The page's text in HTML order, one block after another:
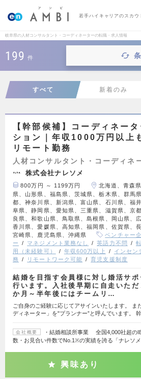
若手ハイキャリアのスカウ
岐阜県の人材コンサルタント・コーディネーターの転職・求人情報
199 件
すべて 新着のみ
【幹部候補】コーディネー
ション｜年収1000万円以上
リモート勤務
人材コンサルタント・コーディネ
株式会社ナレソメ
800万円 ～ 1199万円
北海道、青森
県、山形県、福島県、茨城県、栃木県、群馬
都、神奈川県、新潟県、富山県、石川県、福
阜県、静岡県、愛知県、三重県、滋賀県、京
良県、和歌山県、鳥取県、島根県、岡山県、
香川県、愛媛県、高知県、福岡県、佐賀県、
宮崎県、鹿児島県、沖縄県
ベンチャー
ー
マネジメント業務なし 英語力不問
用（未経験可）
年収600万以上 インセン
務
リモートワーク可能 育児支援制度
結婚を目指す会員様に対し婚活サポ
行います。入社後早期に自走いただ
か月～半年後にはチームリ…
ご自身のご経験に応じてアサインいたします。 ま
ディネーター」を"プランナー”と呼んでいます。
会社概要
・結婚相談所事業 全国4,000社超の
数・お見合い件数でNo.1※の実績を誇る「ナレソ
興味あり